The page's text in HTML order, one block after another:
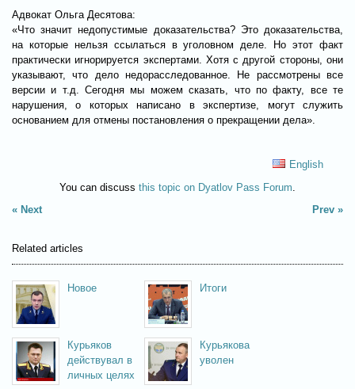
Адвокат Ольга Десятова:
«Что значит недопустимые доказательства? Это доказательства,
на которые нельзя ссылаться в уголовном деле. Но этот факт
практически игнорируется экспертами. Хотя с другой стороны, они
указывают, что дело недорасследованное. Не рассмотрены все
версии и т.д. Сегодня мы можем сказать, что по факту, все те
нарушения, о которых написано в экспертизе, могут служить
основанием для отмены постановления о прекращении дела».
English
You can discuss this topic on Dyatlov Pass Forum.
Next
Prev
Related articles
Новое
расследование
Итоги
расследования
Курьяков
действувал в
личных целях
Курьякова
уволен